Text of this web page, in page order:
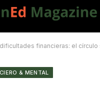
financieras: el círculo silencioso que
& MENTAL